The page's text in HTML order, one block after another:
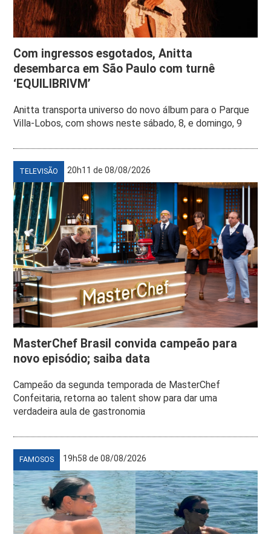
Com ingressos esgotados, Anitta
desembarca em São Paulo com turnê
‘EQUILIBRIVM’
Anitta transporta universo do novo álbum para o Parque
Villa-Lobos, com shows neste sábado, 8, e domingo, 9
TELEVISÃO 20h11 de 08/08/2026
MasterChef Brasil convida campeão para
novo episódio; saiba data
Campeão da segunda temporada de MasterChef
Confeitaria, retorna ao talent show para dar uma
verdadeira aula de gastronomia
FAMOSOS 19h58 de 08/08/2026